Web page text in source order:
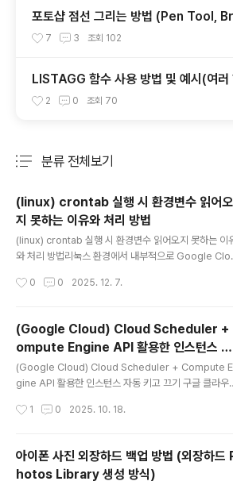
포토샵 점선 그리는 방법 (Pen Tool,
h Tool 사용)
7 3 조회 102
LISTAGG 함수 사용 방법 및 예시(여러
값을 하나의 문자열로 결합할 때)
2 0 조회 70
분류 전체보기
(linux) crontab 실행 시 환경변수 읽어오
지 못하는 이유와 처리 방법
(linux) crontab 실행 시 환경변수 읽어오지 못하는 이
와 처리 방법리눅스 환경에서 내부적으로 Google
통해 실행했을 때 '~/.bashrc' 파일에 설정된 환경변수를
e Cloud Vision API 사용 시 인증키가 필요하며, 해당
증키의 full path를
NTIALS 변수로 '~/.bashrc' 파일에 등록해 둔 상태였
니다.) crontab 작업 시 환경변수를 불러오지 못하는 이
으로 'cr..
0 0 2025. 12. 7.
(Google Cloud) Cloud Scheduler +
ompute Engine API 활용한 인스턴스 자
동 키고 끄기
(Google Cloud) Cloud Scheduler + Compute
gine API 활용한 인스턴스 자동 키고 끄기 구글 클라우
는데, 자동매매의 경우 시장 시간에만 돌아가면 되기 때문
주식시장만 대상으로 할 때는 '인스턴스' 기능을 활용하여
서버를 자동으로 키고 끄도록 설정했는데, 야간에 미국시
장에도 프로그램을 실행하게 되면서 '인스턴스 일정' 기능
1 0 2025. 10. 18.
아이폰 사진 외장하드 백업 방법 (외장하드
hotos Library 생성 방식)